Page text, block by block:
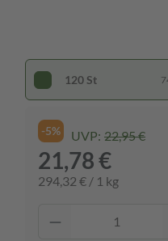
120 St
-5% UVP: 22,95 €
21,78 €
294,32 € / 1 kg